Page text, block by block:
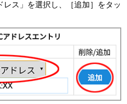
レス」を選択し、［追加］をタッ